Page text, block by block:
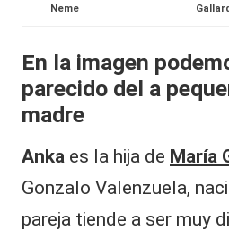
it
y
s,
T
V
y
Neme
En la imagen
parecido del a
madre
Anka es la hija de María
Gonzalo Valenzuela,
pareja tiende a ser muy